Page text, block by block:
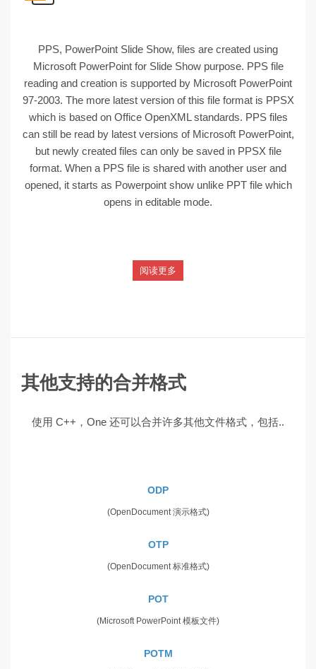
PPS, PowerPoint Slide Show, files are created using
Microsoft PowerPoint for Slide Show purpose. PPS file
reading and creation is supported by Microsoft PowerPoint
97-2003. The more latest version of this file format is PPSX
which is based on Office OpenXML standards. PPS files
can still be read by latest versions of Microsoft PowerPoint,
but newly created files can only be saved in PPSX file
format. When a PPS file is shared with another user and
opened, it starts as Powerpoint show unlike PPT file which
opens in editable mode.
阅读更多
其他支持的合并格式
使用 C++，One 还可以合并许多其他文件格式，包括..
ODP
(OpenDocument 演示格式)
OTP
(OpenDocument 标准格式)
POT
(Microsoft PowerPoint 模板文件)
POTM